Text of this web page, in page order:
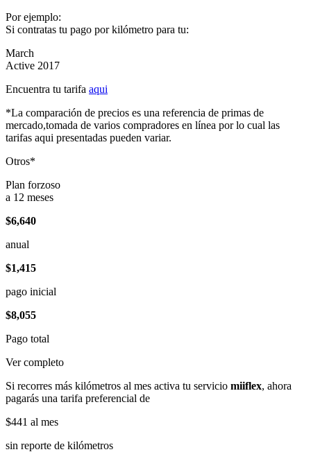
Por ejemplo:
Si contratas tu pago por kilómetro para tu:
March
Active 2017
Encuentra tu tarifa aqui
*La comparación de precios es una referencia de primas de
mercado,tomada de varios compradores en línea por lo cual las
tarifas aqui presentadas pueden variar.
Otros*
Plan forzoso
a 12 meses
$6,640
anual
$1,415
pago inicial
$8,055
Pago total
Ver completo
Si recorres más kilómetros al mes activa tu servicio miiflex, ahora
pagarás una tarifa preferencial de
$441 al mes
sin reporte de kilómetros